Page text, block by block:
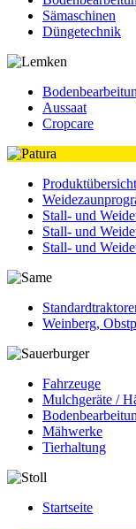
Sämaschinen
Düngetechnik
Aussaat
Cropcare
Produktübersicht
Stall- und
Stall- und
Stall- und
Weinberg,
Fahrzeuge
Mulchgeräte /
Mähwerke
Tierhaltung
Startseite